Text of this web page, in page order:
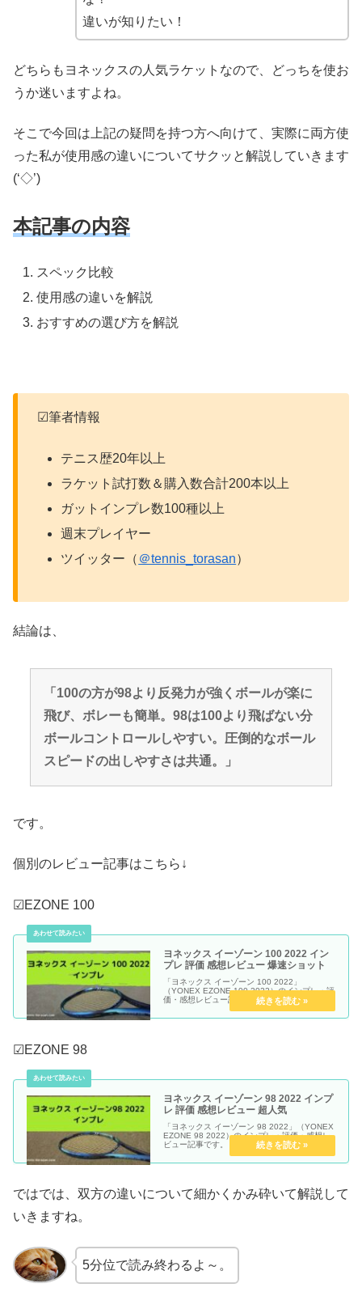
違いが知りたい！
どちらもヨネックスの人気ラケットなので、どっちを使お
うか迷いますよね。
そこで今回は上記の疑問を持つ方へ向けて、実際に両方使
った私が使用感の違いについてサクッと解説していきます
(‘◇’)ゞ
本記事の内容
スペック比較
使用感の違いを解説
おすすめの選び方を解説
☑筆者情報
テニス歴20年以上
ラケット試打数＆購入数合計200本以上
ガットインプレ数100種以上
週末プレイヤー
ツイッター（ ＠tennis_torasan）
結論は、
「100の方が98より反発力が強くボールが楽に
飛び、ボレーも簡単。98は100より飛ばない分
ボールコントロールしやすい。圧倒的なボール
スピードの出しやすさは共通。」
です。
個別のレビュー記事はこちら↓
☑EZONE 100
ヨネックス イーゾーン 100 2022 イン
プレ 評価 感想レビュー 爆速ショット
「ヨネックス イーゾーン 100 2022」
（YONEX EZONE 100 2022）のインプレ・評
価・感想レビュー記事です。
☑EZONE 98
ヨネックス イーゾーン 98 2022 インプ
レ 評価 感想レビュー 超人気
「ヨネックス イーゾーン 98 2022」（YONEX
EZONE 98 2022）のインプレ・評価・感想レ
ビュー記事です。
ではでは、双方の違いについて細かくかみ砕いて解説して
いきますね。
5分位で読み終わるよ～。